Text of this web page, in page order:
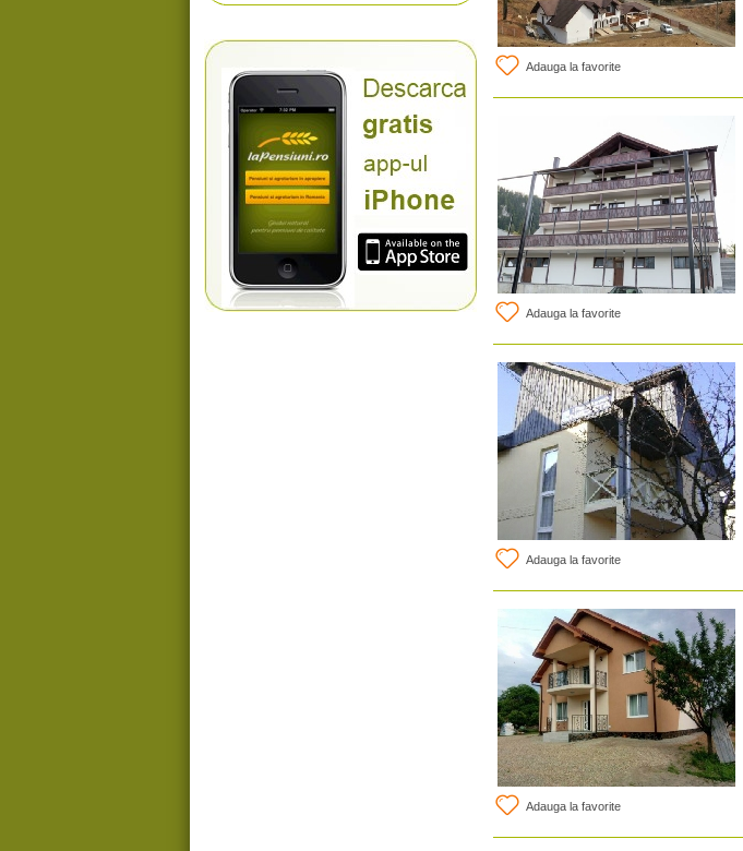
Adauga la favorite
Adauga la favorite
Adauga la favorite
Adauga la favorite